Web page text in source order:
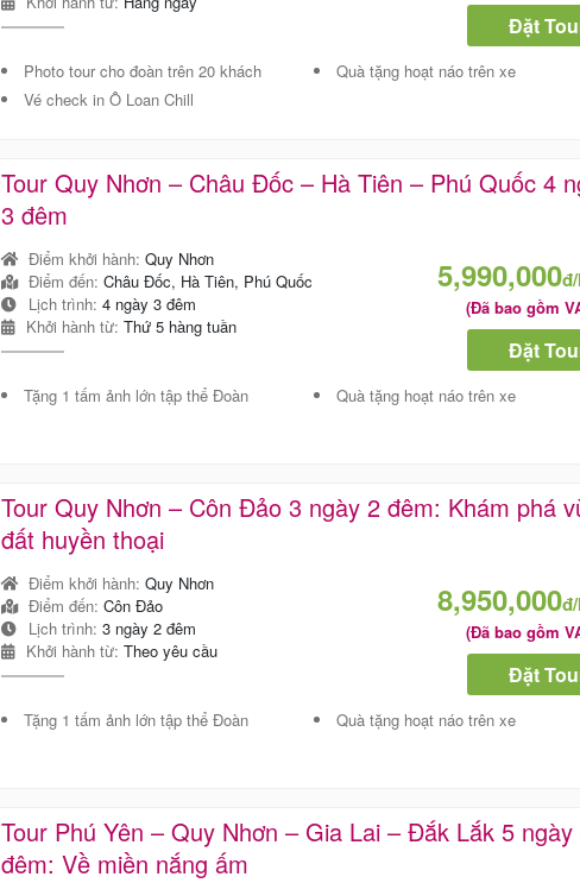
Đặt
Photo tour cho đoàn trên 20 khách
Quà tặng hoạt náo trên xe
Vé check in Ô Loan Chill
Tour Quy Nhơn – Châu Đốc – Hà Tiên – Phú Quốc 4
3 đêm
Điểm khởi hành: Quy Nhơn
Điểm đến: Châu Đốc, Hà Tiên, Phú Quốc
Lịch trình: 4 ngày 3 đêm
Khởi hành từ: Thứ 5 hàng tuần
5,990,000
(Đã bao gồm
Đặt
Tặng 1 tấm ảnh lớn tập thể Đoàn Quà tặng hoạt náo trên xe
Tour Quy Nhơn – Côn Đảo 3 ngày 2 đêm: Khám phá
đất huyền thoại
Điểm khởi hành: Quy Nhơn
Điểm đến: Côn Đảo
Lịch trình: 3 ngày 2 đêm
Khởi hành từ: Theo yêu cầu
8,950,000
(Đã bao gồm
Đặt
Tặng 1 tấm ảnh lớn tập thể Đoàn Quà tặng hoạt náo trên xe
Tour Phú Yên – Quy Nhơn – Gia Lai – Đắk Lắk 5 ngày
đêm: Về miền nắng ấm
trình Tour
nghĩa,
bình và còn